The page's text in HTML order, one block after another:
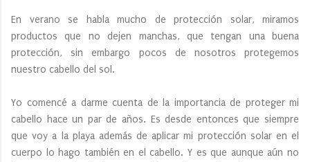
En verano se habla mucho de protección solar, miramos
productos que no dejen manchas, que tengan una buena
protección, sin embargo pocos de nosotros protegemos
nuestro cabello del sol.
Yo comencé a darme cuenta de la importancia de proteger mi
cabello hace un par de años. Es desde entonces que siempre
que voy a la playa además de aplicar mi protección solar en el
cuerpo lo hago también en el cabello. Y es que aunque aún no